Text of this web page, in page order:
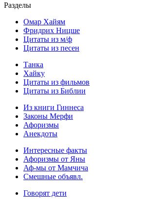
Разделы
Омар Хайям
Фридрих Ницше
Цитаты из м/ф
Цитаты из песен
Танка
Хайку
Цитаты из фильмов
Цитаты из Библии
Из книги Гиннеса
Законы Мерфи
Афоризмы
Анекдоты
Интересные факты
Афоризмы от Яны
Аф-мы от Мамчича
Смешные объявл.
Говорят дети